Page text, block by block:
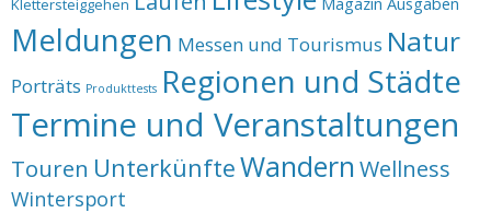
Klettersteiggehen
Meldungen Messen und Tourismus Natur
Porträts Produkttests Regionen und Städte
Termine und Veranstaltungen
Touren UnterkünfteWandern Wellness
Wintersport